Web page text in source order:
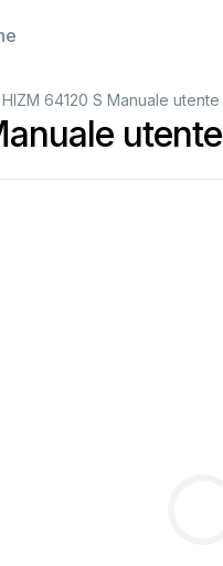
64120 S Manuale utente
utente